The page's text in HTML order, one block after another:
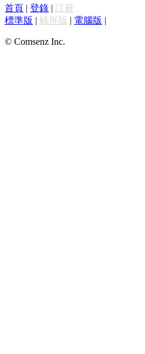
首頁 | 登錄 | 註冊
標準版 | 觸屏版 | 電腦版 |
© Comsenz Inc.